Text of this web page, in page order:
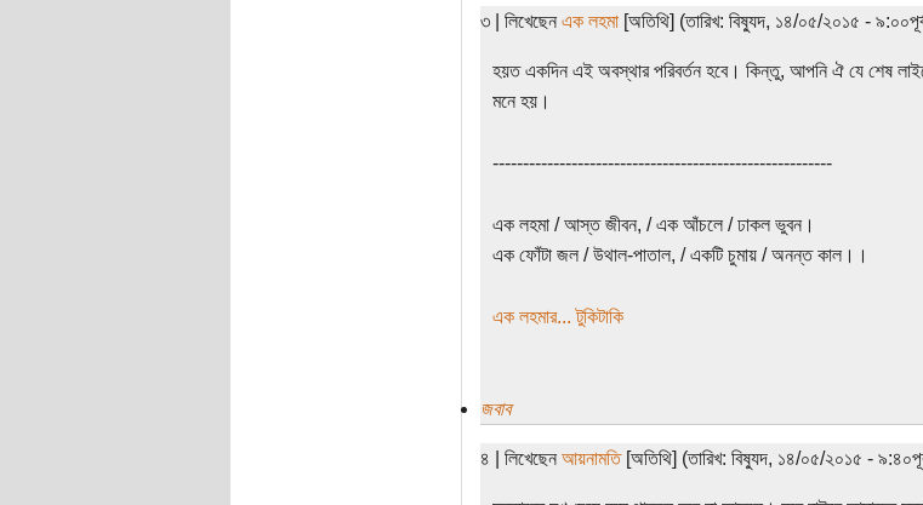
৩ | লিখেছেন এক লহমা[অতিথি] (তারিখ: বিষ্যুদ, ১৪/০৫/২০১৫ -
হয়ত একদিন এই অবস্থার পরিবর্তন হবে। কিন্তু, আপনি ঐ যে শেষ
মনে হয়।
--------------------------------------------------------
এক লহমা / আস্ত জীবন, / এক আঁচলে / ঢাকল ভুবন।
এক ফোঁটা জল / উথাল-পাতাল, / একটি চুমায় / অনন্ত কাল।।
এক লহমার... টুকিটাকি
জবাব
৪ | লিখেছেন আয়নামতি[অতিথি] (তারিখ: বিষ্যুদ, ১৪/০৫/২০১৫ -